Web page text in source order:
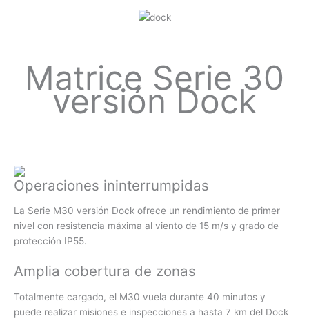
Matrice Serie 30
versión Dock
Operaciones ininterrumpidas
La Serie M30 versión Dock ofrece un rendimiento de primer
nivel con resistencia máxima al viento de 15 m/s y grado de
protección IP55.
Amplia cobertura de zonas
Totalmente cargado, el M30 vuela durante 40 minutos y
puede realizar misiones e inspecciones a hasta 7 km del Dock